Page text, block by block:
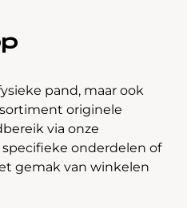
pand, maar ook
originele
via onze
onderdelen of
gemak van winkelen